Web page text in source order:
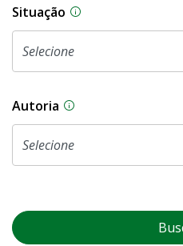
Situação Na CLDF, as
Autoria As proposições